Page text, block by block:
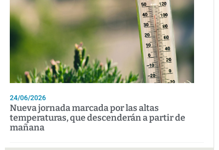
24/06/2026
Nueva jornada marcada por las altas
temperaturas, que descenderán a partir de
mañana